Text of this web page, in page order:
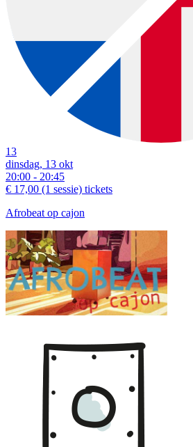
13
dinsdag, 13 okt
20:00 - 20:45
€ 17,00 (1 sessie) tickets
Afrobeat op cajon